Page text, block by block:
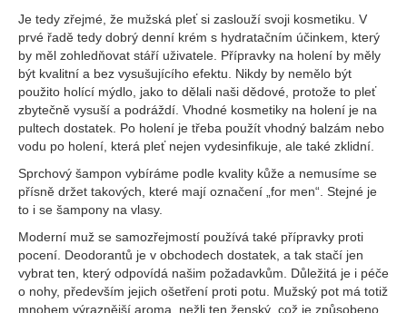
Je tedy zřejmé, že mužská pleť si zaslouží svoji kosmetiku. V
prvé řadě tedy dobrý denní krém s hydratačním účinkem, který
by měl zohledňovat stáří uživatele. Přípravky na holení by měly
být kvalitní a bez vysušujícího efektu. Nikdy by nemělo být
použito holící mýdlo, jako to dělali naši dědové, protože to pleť
zbytečně vysuší a podráždí. Vhodné kosmetiky na holení je na
pultech dostatek. Po holení je třeba použít vhodný balzám nebo
vodu po holení, která pleť nejen vydesinfikuje, ale také zklidní.
Sprchový šampon vybíráme podle kvality kůže a nemusíme se
přísně držet takových, které mají označení „for men“. Stejné je
to i se šampony na vlasy.
Moderní muž se samozřejmostí používá také přípravky proti
pocení. Deodorantů je v obchodech dostatek, a tak stačí jen
vybrat ten, který odpovídá našim požadavkům. Důležitá je i péče
o nohy, především jejich ošetření proti potu. Mužský pot má totiž
mnohem výraznější aroma, nežli ten ženský, což je způsobeno